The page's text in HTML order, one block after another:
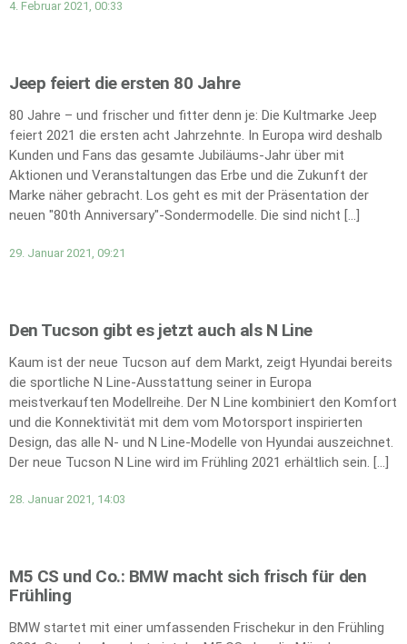
4. Februar 2021, 00:33
Jeep feiert die ersten 80 Jahre
80 Jahre – und frischer und fitter denn je: Die Kultmarke Jeep
feiert 2021 die ersten acht Jahrzehnte. In Europa wird deshalb
Kunden und Fans das gesamte Jubiläums-Jahr über mit
Aktionen und Veranstaltungen das Erbe und die Zukunft der
Marke näher gebracht. Los geht es mit der Präsentation der
neuen "80th Anniversary"-Sondermodelle. Die sind nicht […]
29. Januar 2021, 09:21
Den Tucson gibt es jetzt auch als N Line
Kaum ist der neue Tucson auf dem Markt, zeigt Hyundai bereits
die sportliche N Line-Ausstattung seiner in Europa
meistverkauften Modellreihe. Der N Line kombiniert den Komfort
und die Konnektivität mit dem vom Motorsport inspirierten
Design, das alle N- und N Line-Modelle von Hyundai auszeichnet.
Der neue Tucson N Line wird im Frühling 2021 erhältlich sein. […]
28. Januar 2021, 14:03
M5 CS und Co.: BMW macht sich frisch für den
Frühling
BMW startet mit einer umfassenden Frischekur in den Frühling